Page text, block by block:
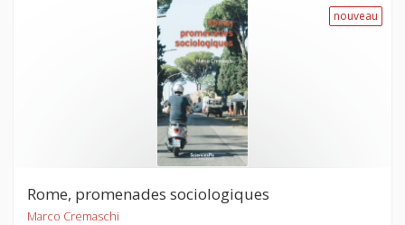
nouveau
Rome, promenades sociologiques
Marco Cremaschi